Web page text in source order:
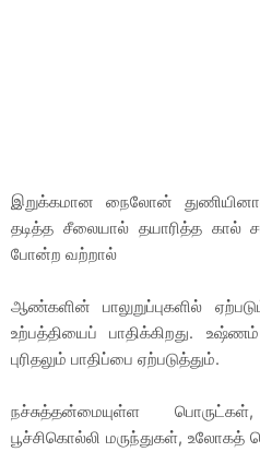
இறுக்கமான நைலோன்
தடித்த சீலையால் தயாரித்த
போன்ற வற்றால்
ஆண்களின் பாலுறுப்புகளில்
உற்பத்தியைப் பாதிக்கிறது.
புரிதலும் பாதிப்பை ஏற்படுத்தும்.
நச்சுத்தன்மையுள்ள
பூச்சிகொல்லி மருந்துகள்,